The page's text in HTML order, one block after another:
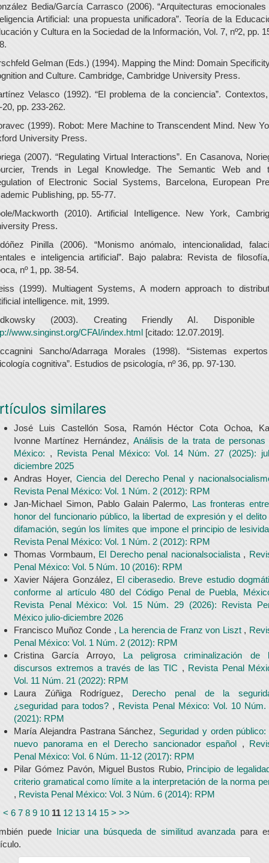
Bedia/García Carrasco (2006). “Arquitecturas emocionales
Artificial: una propuesta unificadora”. Teoría de la
y Cultura en la Sociedad de la Información, Vol. 7, nº2, pp.
Gelman (Eds.) (1994). Mapping the Mind: Domain
and Culture. Cambridge, Cambridge University Press.
Velasco (1992). “El problema de la conciencia”. Contextos,
20, pp. 233-262.
(1999). Robot: Mere Machine to Transcendent Mind. New
University Press.
(2007). “Regulating Virtual Interactions”. En Casanova,
Trends in Legal Knowledge. The Semantic Web and
of Electronic Social Systems, Barcelona, European
Publishing, pp. 55-77.
Mackworth (2010). Artificial Intelligence. New York,
Press.
Pinilla (2006). “Monismo anómalo, intencionalidad,
e inteligencia artificial”. Bajo palabra: Revista de
nº 1, pp. 38-54.
(1999). Multiagent Systems, A modern approach to
intelligence. mit, 1999.
(2003). Creating Friendly AI. Disponible
www.singinst.org/CFAI/index.html [citado: 12.07.2019].
Sancho/Adarraga Morales (1998). “Sistemas
cognitiva”. Estudios de psicología, nº 36, pp. 97-130.
similares
José Luis Castellón Sosa, Ramón Héctor Cota Ochoa,
Ivonne Martínez Hernández, Análisis de la trata de personas
México: , Revista Penal México: Vol. 14 Núm. 27 (2025):
diciembre 2025
Andras Hoyer, Ciencia del Derecho Penal y
Revista Penal México: Vol. 1 Núm. 2 (2012): RPM
Jan-Michael Simon, Pablo Galain Palermo, Las fronteras
honor del funcionario público, la libertad de expresión y el delito
difamación, según los límites que impone el principio de
Revista Penal México: Vol. 1 Núm. 2 (2012): RPM
Thomas Vormbaum, El Derecho penal nacionalsocialista ,
Penal México: Vol. 5 Núm. 10 (2016): RPM
Xavier Nájera González, El ciberasedio. Breve estudio
conforme al artículo 480 del Código Penal de Puebla,
Revista Penal México: Vol. 15 Núm. 29 (2026): Revista
México julio-diciembre 2026
Francisco Muñoz Conde , La herencia de Franz von Liszt ,
Penal México: Vol. 1 Núm. 2 (2012): RPM
Cristina García Arroyo, La peligrosa criminalización de
discursos extremos a través de las TIC , Revista Penal
Vol. 11 Núm. 21 (2022): RPM
Laura Zúñiga Rodríguez, Derecho penal de la
¿seguridad para todos? , Revista Penal México: Vol. 10 Núm.
(2021): RPM
María Alejandra Pastrana Sánchez, Seguridad y orden público:
nuevo panorama en el Derecho sancionador español ,
Penal México: Vol. 6 Núm. 11-12 (2017): RPM
Pilar Gómez Pavón, Miguel Bustos Rubio, Principio de
criterio gramatical como límite a la interpretación de la norma
, Revista Penal México: Vol. 3 Núm. 6 (2014): RPM
< 6 7 8 9 10 11 12 13 14 15 > >>
puede Iniciar una búsqueda de similitud avanzada para